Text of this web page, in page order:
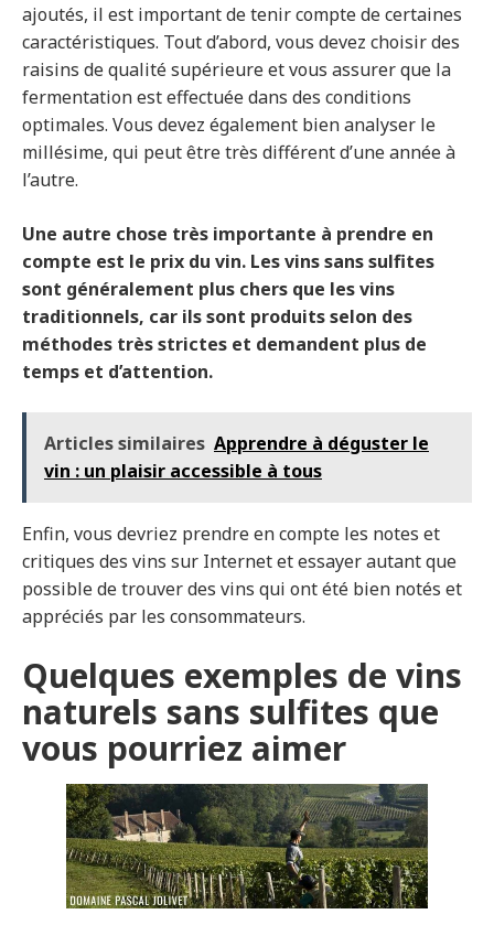
ajoutés, il est important de tenir compte de certaines
caractéristiques. Tout d’abord, vous devez choisir des
raisins de qualité supérieure et vous assurer que la
fermentation est effectuée dans des conditions
optimales. Vous devez également bien analyser le
millésime, qui peut être très différent d’une année à
l’autre.
Une autre chose très importante à prendre en
compte est le prix du vin. Les vins sans sulfites
sont généralement plus chers que les vins
traditionnels, car ils sont produits selon des
méthodes très strictes et demandent plus de
temps et d’attention.
Articles similaires Apprendre à déguster le
vin : un plaisir accessible à tous
Enfin, vous devriez prendre en compte les notes et
critiques des vins sur Internet et essayer autant que
possible de trouver des vins qui ont été bien notés et
appréciés par les consommateurs.
Quelques exemples de vins
naturels sans sulfites que
vous pourriez aimer